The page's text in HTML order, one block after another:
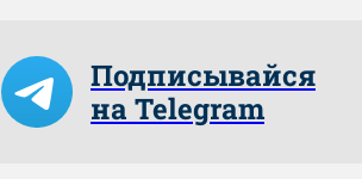
Подписывайся
на Telegram